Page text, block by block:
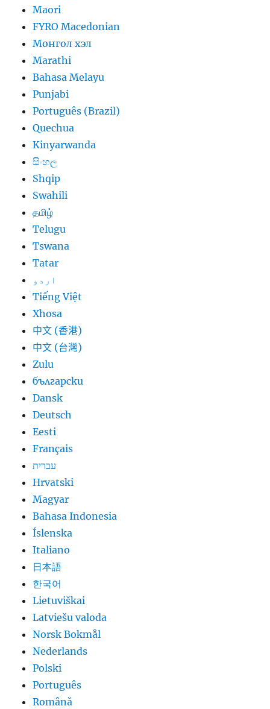
Maori
FYRO Macedonian
Монгол хэл
Marathi
Bahasa Melayu
Punjabi
Português (Brazil)
Quechua
Kinyarwanda
සිංහල
Shqip
Swahili
தமிழ்
Telugu
Tswana
Tatar
اردو
Tiếng Việt
Xhosa
中文 (香港)
中文 (台灣)
Zulu
български
Dansk
Deutsch
Eesti
Français
עברית
Hrvatski
Magyar
Bahasa Indonesia
Íslenska
Italiano
日本語
한국어
Lietuviškai
Latviešu valoda
Norsk Bokmål
Nederlands
Polski
Português
Română